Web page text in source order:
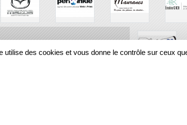
utilise des cookies et vous donne le contrôle sur ceux